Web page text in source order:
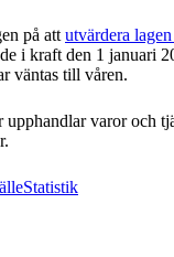
på att utvärdera
i kraft den 1 januari
väntas till våren.
varor och
Statistik